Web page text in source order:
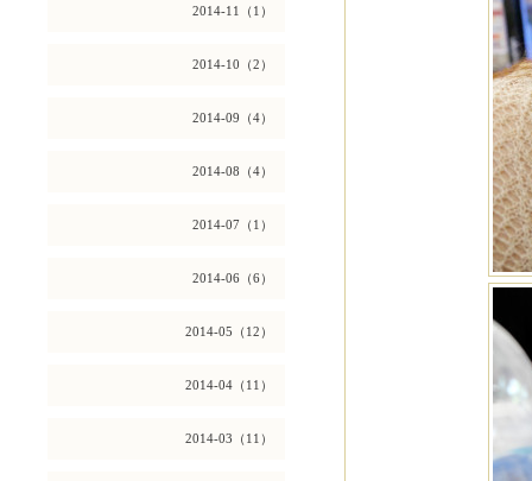
2014-11（1）
2014-10（2）
2014-09（4）
2014-08（4）
2014-07（1）
2014-06（6）
2014-05（12）
2014-04（11）
2014-03（11）